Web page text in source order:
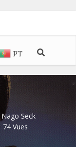
PT
Nago Seck
74 Vues